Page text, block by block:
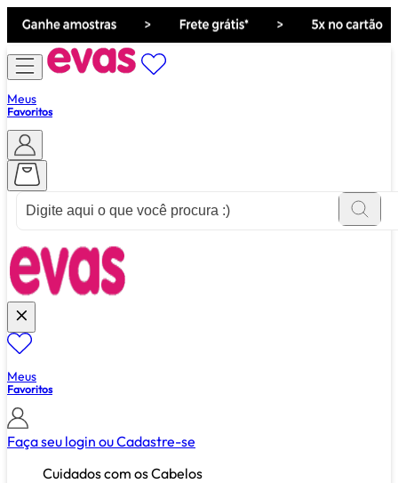
Meus
Favoritos
Meus
Favoritos
Faça seu login ouCadastre-se
Cuidados com os Cabelos